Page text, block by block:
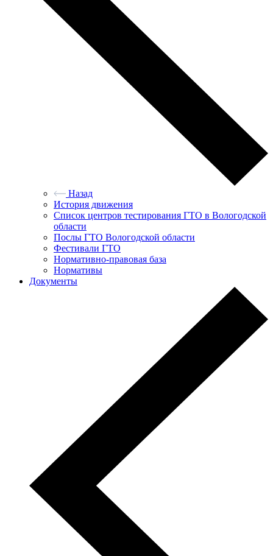
Назад
История движения
Список центров тестирования ГТО в Вологодской
области
Послы ГТО Вологодской области
Фестивали ГТО
Нормативно-правовая база
Нормативы
Документы